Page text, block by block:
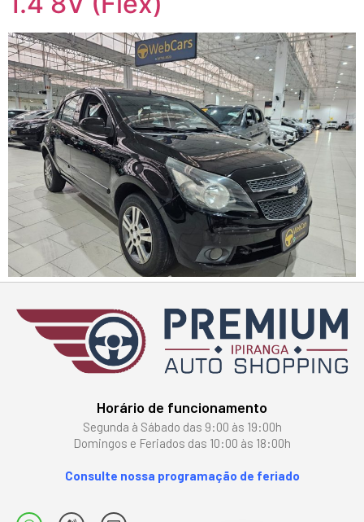
Horário de funcionamento
Segunda à Sábado das 9:00 às 19:00h
Domingos e Feriados das 10:00 às 18:00h
Consulte nossa programação de feriado